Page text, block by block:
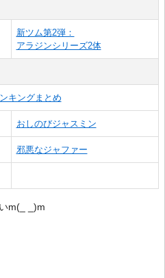
新ツム第2弾：
アラジンシリーズ2体
キングまとめ
おしのびジャスミン
邪悪なジャファー
m(_ _)m